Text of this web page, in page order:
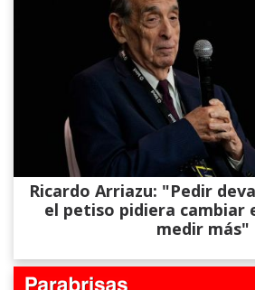
Ricardo Arriazu: "Pedir
el petiso pidiera cambiar
medir más"